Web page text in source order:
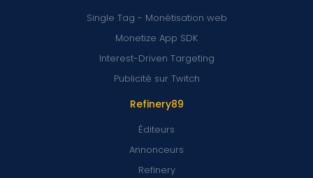
Refinery89
Éditeurs
Annonceurs
Refinery
Single Tag - Monétisation web
Monetize App SDK
Interest-Driven Targeting
Publicité sur Twitch